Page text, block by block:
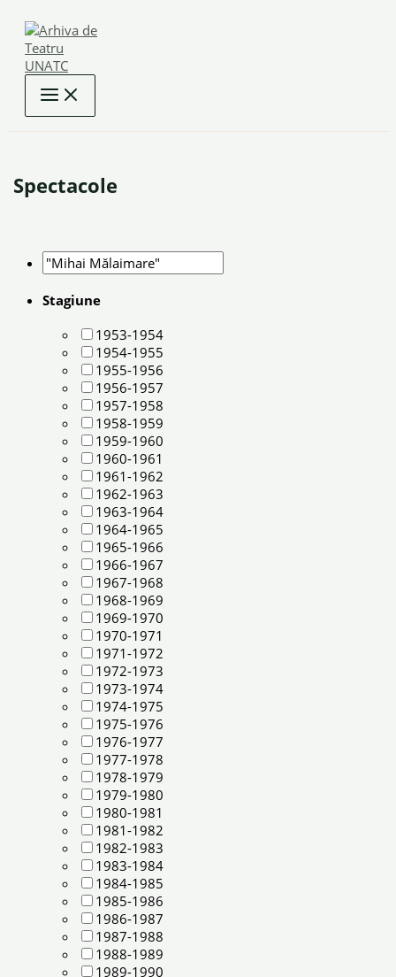
content
Spectacole
Stagiune
1953-1954
1954-1955
1955-1956
1956-1957
1957-1958
1958-1959
1959-1960
1960-1961
1961-1962
1962-1963
1963-1964
1964-1965
1965-1966
1966-1967
1967-1968
1968-1969
1969-1970
1970-1971
1971-1972
1972-1973
1973-1974
1974-1975
1975-1976
1976-1977
1977-1978
1978-1979
1979-1980
1980-1981
1981-1982
1982-1983
1983-1984
1984-1985
1985-1986
1986-1987
1987-1988
1988-1989
1989-1990